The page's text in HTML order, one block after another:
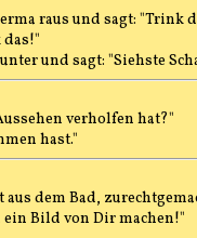
raus und sagt: "Trink
und sagt: "Siehste
verholfen hat?"
hast."
dem Bad,
Bild von Dir machen!"